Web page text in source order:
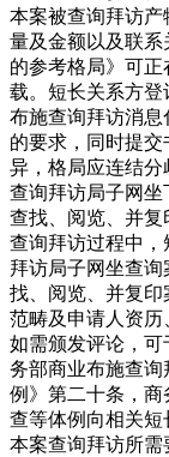
本案被查询拜访
量及金额以及联
的参考格局》可
载。短长关系方登
布施查询拜访消息
的要求，同时提
异，格局应连结
查询拜访局子网坐
查找、阅览、并复
查询拜访过程中
拜访局子网坐查
找、阅览、并复
范畴及申请人资
如需颁发评论，
务部商业布施查
例》第二十条，
查等体例向相关
本案查询拜访所